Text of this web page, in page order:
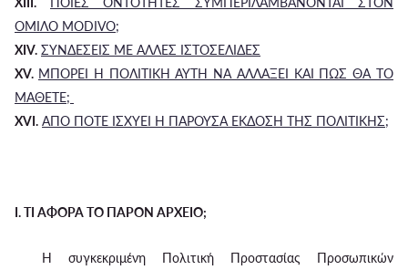
ΟΜΙΛΟ MODIVO;
XIV. ΣΥΝΔΕΣΕΙΣ ΜΕ ΑΛΛΕΣ ΙΣΤΟΣΕΛΙΔΕΣ
XV. ΜΠΟΡΕΙ Η ΠΟΛΙΤΙΚΗ ΑΥΤΗ ΝΑ ΑΛΛΑΞΕΙ ΚΑΙ ΠΩΣ ΘΑ ΤΟ
ΜΑΘΕΤΕ;
XVI. ΑΠΟ ΠΟΤΕ ΙΣΧΥΕΙ Η ΠΑΡΟΥΣΑ ΕΚΔΟΣΗ ΤΗΣ ΠΟΛΙΤΙΚΗΣ;
I. ΤΙ ΑΦΟΡΑ ΤΟ ΠΑΡΟΝ ΑΡΧΕΙΟ;
Η συγκεκριμένη Πολιτική Προστασίας Προσωπικών